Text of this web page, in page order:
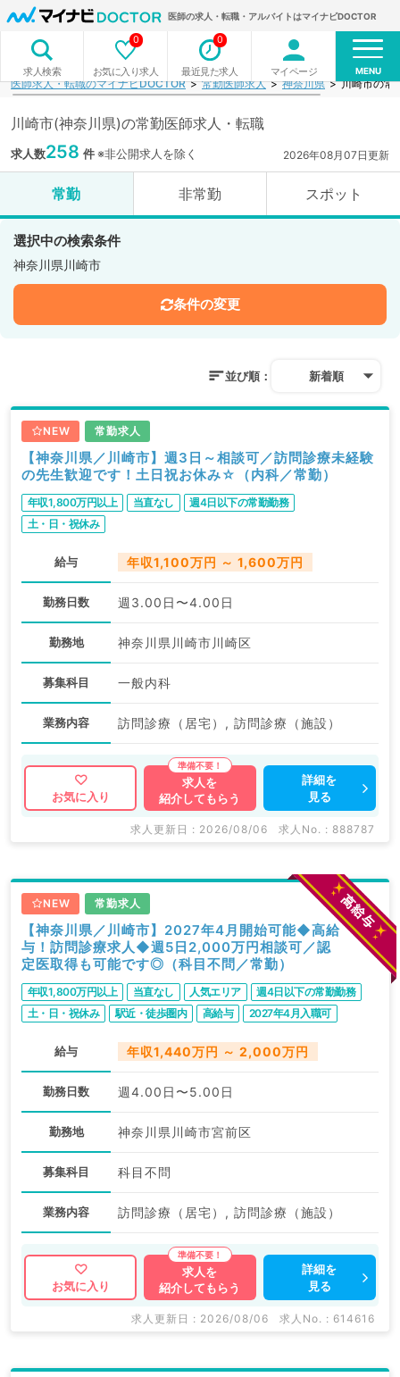
医師の求人・転職・アルバイトはマイナビDOCTOR
求人検索 お気に入り求人
0
最近見た求人
0
マイページ MENU
医師求人・転職のマイナビDOCTOR 常勤医師求人 神奈川県 川崎市の常
川崎市(神奈川県)の常勤医師求人・転職
求人数258 件※非公開求人を除く 2026年08月07日更新
常勤 非常勤 スポット
選択中の検索条件
神奈川県川崎市
条件の変更
並び順： 新着順
NEW 常勤求人
【神奈川県／川崎市】週3日～相談可／訪問診療未経験
の先生歓迎です！土日祝お休み☆（内科／常勤）
年収1,800万円以上 当直なし
週4日以下の常勤勤務
土・日・祝休み
給与 年収1,100万円 ～ 1,600万円
勤務日数 週3.00日〜4.00日
勤務地 神奈川県川崎市川崎区
募集科目 一般内科
業務内容 訪問診療（居宅）, 訪問診療（施設）
お気に入り
求人を
紹介してもらう
詳細を
見る
求人更新日 : 2026/08/06 求人No. : 888787
NEW 常勤求人
【神奈川県／川崎市】2027年4月開始可能◆高給
与！訪問診療求人◆週5日2,000万円相談可／認
定医取得も可能です◎（科目不問／常勤）
年収1,800万円以上 当直なし 人気エリア
週4日以下の常勤勤務
土・日・祝休み
駅近・徒歩圏内 高給与 2027年4月入職可
給与 年収1,440万円 ～ 2,000万円
勤務日数 週4.00日〜5.00日
勤務地 神奈川県川崎市宮前区
募集科目 科目不問
業務内容 訪問診療（居宅）, 訪問診療（施設）
お気に入り
求人を
紹介してもらう
詳細を
見る
求人更新日 : 2026/08/06 求人No. : 614616